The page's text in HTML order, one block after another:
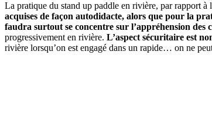
La pratique du stand up paddle en rivière, par rapport
acquises de façon autodidacte, alors que pour la
faudra surtout se concentre sur l’appréhension des
progressivement en rivière. L’aspect sécuritaire est
rivière lorsqu’on est engagé dans un rapide… on ne